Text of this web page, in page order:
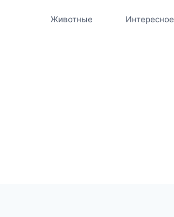
Животные Интересное